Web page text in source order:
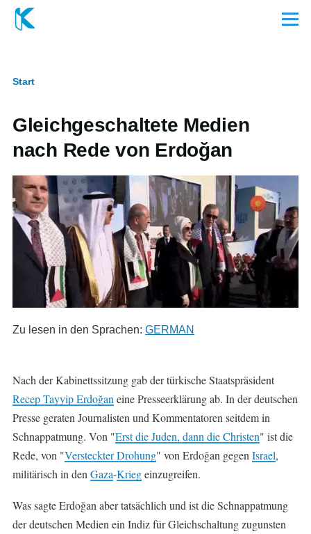
Direkt zum Inhalt
Menü
Start
Gleichgeschaltete Medien
nach Rede von Erdoğan
Zu lesen in den Sprachen: GERMAN
Nach der Kabinettssitzung gab der türkische Staatspräsident
Recep Tayyip Erdoğan eine Presseerklärung ab. In der deutschen
Presse geraten Journalisten und Kommentatoren seitdem in
Schnappatmung. Von "Erst die Juden, dann die Christen" ist die
Rede, von "Versteckter Drohung" von Erdoğan gegen Israel,
militärisch in den Gaza-Kriegeinzugreifen.
Was sagte Erdoğan aber tatsächlich und ist die Schnappatmung
der deutschen Medien ein Indiz für Gleichschaltung zugunsten